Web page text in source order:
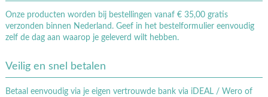
Onze producten worden bij bestellingen vanaf € 35,00 gratis
verzonden binnen Nederland. Geef in het bestelformulier eenvoudig
zelf de dag aan waarop je geleverd wilt hebben.
Veilig en snel betalen
Betaal eenvoudig via je eigen vertrouwde bank via iDEAL / Wero of